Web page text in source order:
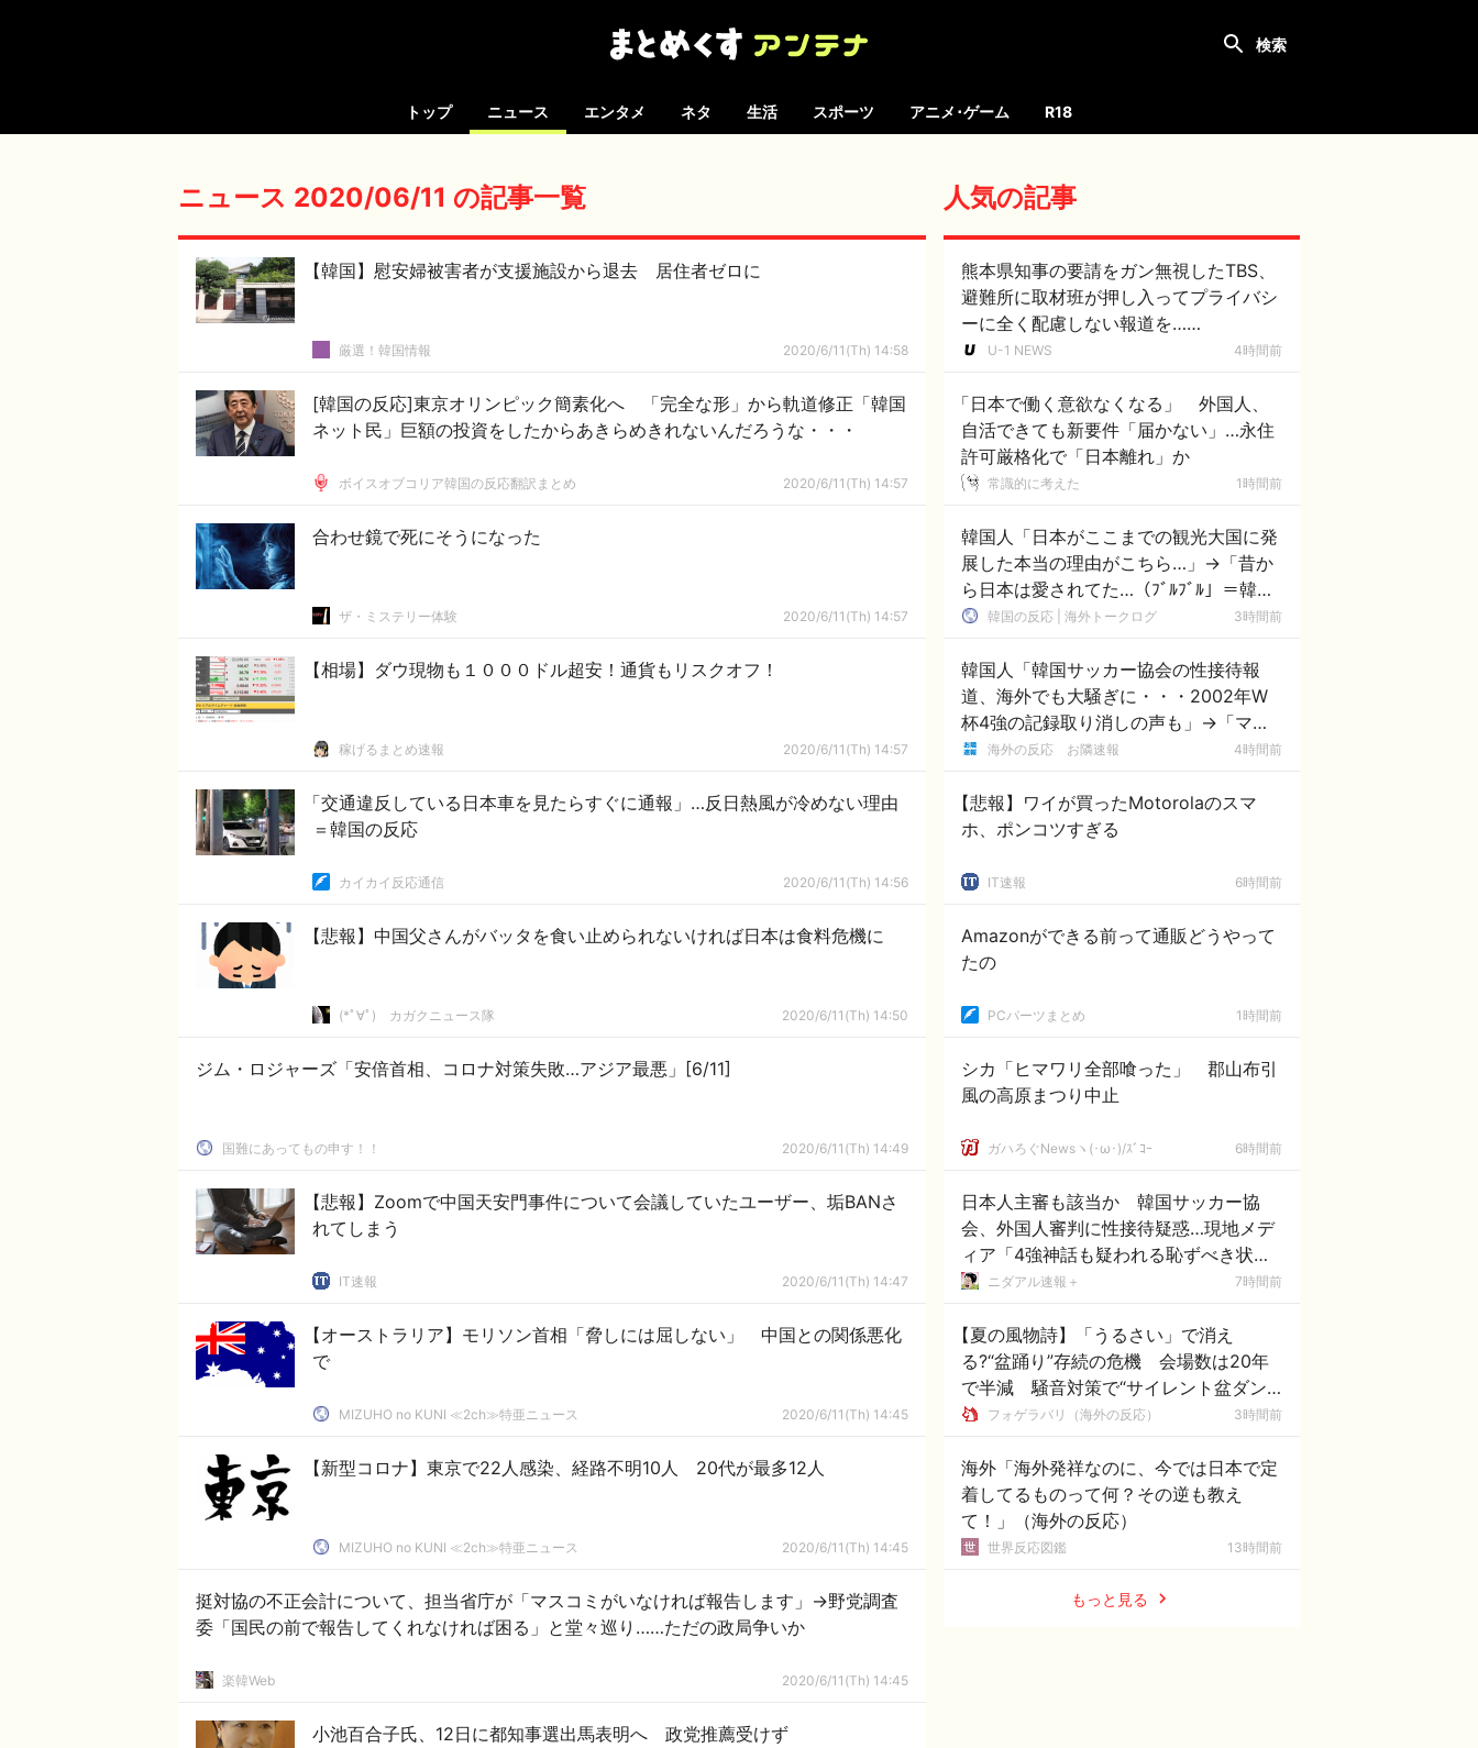
トップ ニュース エンタメ ネタ 生活 スポーツ アニメ･ゲーム R18
ニュース 2020/06/11 の記事一覧
【韓国】慰安婦被害者が支援施設から退去 居住者ゼロに
厳選！韓国情報 2020/6/11(Th) 14:58
[韓国の反応]東京オリンピック簡素化へ 「完全な形」から軌道修正「韓国
ネット民」巨額の投資をしたからあきらめきれないんだろうな・・・
ボイスオブコリア韓国の反応翻訳まとめ 2020/6/11(Th) 14:57
合わせ鏡で死にそうになった
ザ・ミステリー体験 2020/6/11(Th) 14:57
【相場】ダウ現物も１０００ドル超安！通貨もリスクオフ！
稼げるまとめ速報 2020/6/11(Th) 14:57
「交通違反している日本車を見たらすぐに通報」…反日熱風が冷めない理由
＝韓国の反応
カイカイ反応通信 2020/6/11(Th) 14:56
【悲報】中国父さんがバッタを食い止められないければ日本は食料危機に
(*ﾟ∀ﾟ)ゞカガクニュース隊 2020/6/11(Th) 14:50
ジム・ロジャーズ「安倍首相、コロナ対策失敗…アジア最悪」[6/11]
国難にあってもの申す！！ 2020/6/11(Th) 14:49
【悲報】Zoomで中国天安門事件について会議していたユーザー、垢BANさ
れてしまう
IT速報 2020/6/11(Th) 14:47
【オーストラリア】モリソン首相「脅しには屈しない」 中国との関係悪化
で
MIZUHO no KUNI ≪2ch≫特亜ニュース 2020/6/11(Th) 14:45
【新型コロナ】東京で22人感染、経路不明10人 20代が最多12人
MIZUHO no KUNI ≪2ch≫特亜ニュース 2020/6/11(Th) 14:45
挺対協の不正会計について、担当省庁が「マスコミがいなければ報告します」→野党調査
委「国民の前で報告してくれなければ困る」と堂々巡り……ただの政局争いか
楽韓Web 2020/6/11(Th) 14:45
小池百合子氏、12日に都知事選出馬表明へ 政党推薦受けず
人気の記事
熊本県知事の要請をガン無視したTBS、
避難所に取材班が押し入ってプライバシ
ーに全く配慮しない報道を……
U-1 NEWS 4時間前
「日本で働く意欲なくなる」 外国人、
自活できても新要件「届かない」…永住
許可厳格化で「日本離れ」か
常識的に考えた 1時間前
韓国人「日本がここまでの観光大国に発
展した本当の理由がこちら…」→「昔か
ら日本は愛されてた…（ﾌﾞﾙﾌﾞﾙ」＝韓国
の反応韓国の反応 | 海外トークログ 3時間前
韓国人「韓国サッカー協会の性接待報
道、海外でも大騒ぎに・・・2002年W
杯4強の記録取り消しの声も」→「マジ
で国の恥だ」「2002年まで疑う価値が
ー選手が足で蹴り飛ばすね」
海外の反応 お隣速報 4時間前
【悲報】ワイが買ったMotorolaのスマ
ホ、ポンコツすぎる
IT速報 6時間前
Amazonができる前って通販どうやって
たの
PCパーツまとめ 1時間前
シカ「ヒマワリ全部喰った」 郡山布引
風の高原まつり中止
ガハろぐNewsヽ(･ω･)/ｽﾞｺｰ 6時間前
日本人主審も該当か 韓国サッカー協
会、外国人審判に性接待疑惑…現地メデ
ィア「4強神話も疑われる恥ずべき状
況」[8/8] [ばーど★]
ニダアル速報＋ 7時間前
【夏の風物詩】「うるさい」で消え
る?“盆踊り”存続の危機 会場数は20年
で半減 騒音対策で“サイレント盆ダン
ス”もフォゲラバリ（海外の反応） 3時間前
海外「海外発祥なのに、今では日本で定
着してるものって何？その逆も教え
て！」（海外の反応）
世界反応図鑑 13時間前
もっと見る